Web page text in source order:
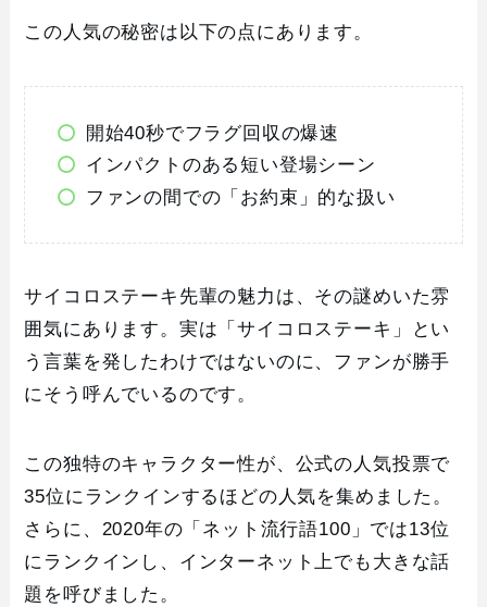
この人気の秘密は以下の点にあります。
開始40秒でフラグ回収の爆速
インパクトのある短い登場シーン
ファンの間での「お約束」的な扱い
サイコロステーキ先輩の魅力は、その謎めいた雰
囲気にあります。実は「サイコロステーキ」とい
う言葉を発したわけではないのに、ファンが勝手
にそう呼んでいるのです。
この独特のキャラクター性が、公式の人気投票で
35位にランクインするほどの人気を集めました。
さらに、2020年の「ネット流行語100」では13位
にランクインし、インターネット上でも大きな話
題を呼びました。